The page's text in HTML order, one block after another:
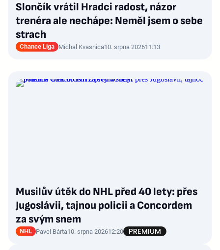
Slončík vrátil Hradci radost, názor
trenéra ale nechápe: Neměl jsem o sebe
strach
Chance Liga Michal Kvasnica10. srpna 202611:13
Musilův útěk do NHL před 40 lety: přes
Jugoslávii, tajnou policii a Concordem
za svým snem
NHL Pavel Bárta10. srpna 202612:20